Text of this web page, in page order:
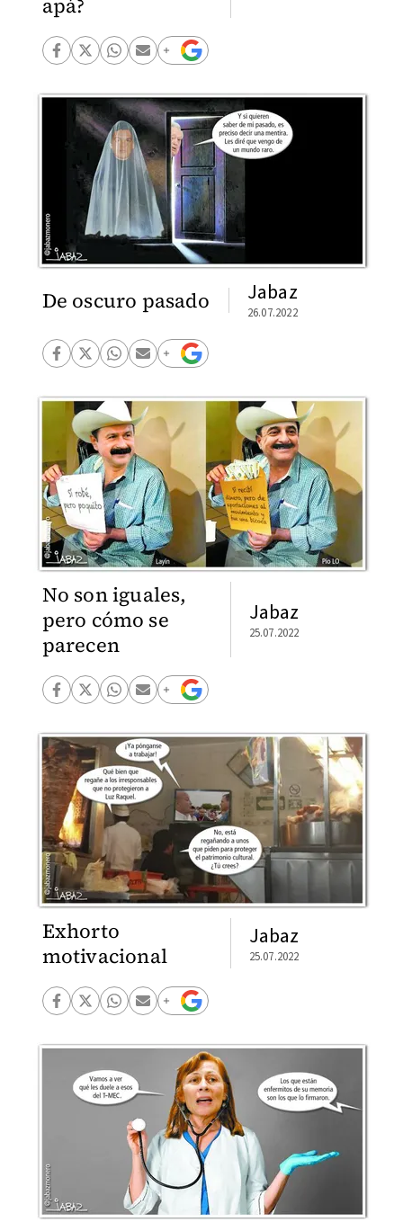
apá?
De oscuro pasado Jabaz
26.07.2022
No son iguales,
pero cómo se
parecen
Jabaz
25.07.2022
Exhorto
motivacional
Jabaz
25.07.2022